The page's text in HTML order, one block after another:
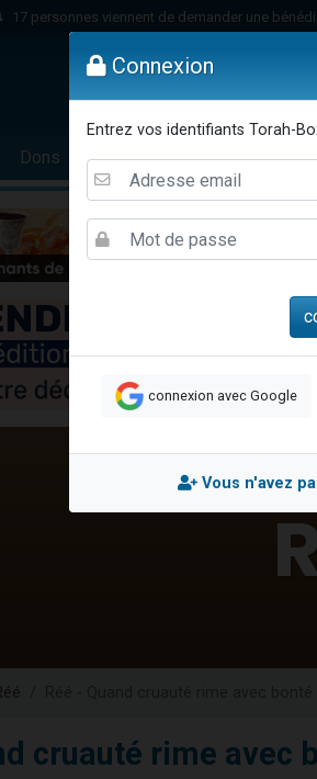
17 personnes viennent de demander une
4 personnes viennent de nous rejoindre sur
Eva vient de donner son Maasser
4 personnes viennent de nous rejoindre sur
3 personnes viennent de nous rejoindre sur
3 personnes viennent de faire un don pour 5
Odaya vient de donner son Maasser
13 personnes viennent de demander une
2 personnes viennent de nous rejoindre sur
30 personnes viennent de faire un don pour
12 nouvelles musiques dans Torah-Box Music
3 personnes viennent de nous rejoindre sur
2 personnes viennent de nous rejoindre sur
2 nouvelles musiques dans Torah-Box Music
3 personnes viennent de nous rejoindre sur
Dons Femmes Enfants Etude
cruauté rime avec
Connexion
Entrez vos identifiants Torah-
connexion avec Google
Vous n'avez